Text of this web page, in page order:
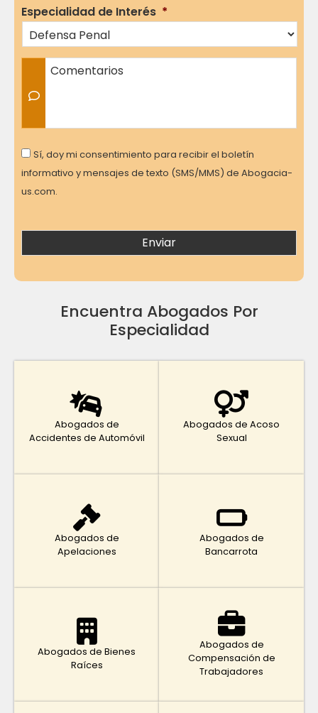
Especialidad de Interés *
Comentarios
Consent
Sí, doy mi consentimiento para recibir el boletín
informativo y mensajes de texto (SMS/MMS) de Abogacia-
us.com.
Encuentra Abogados Por
Especialidad
Abogados de
Accidentes de Automóvil
Abogados de Acoso
Sexual
Abogados de
Apelaciones
Abogados de
Bancarrota
Abogados de Bienes
Raíces
Abogados de
Compensación de
Trabajadores